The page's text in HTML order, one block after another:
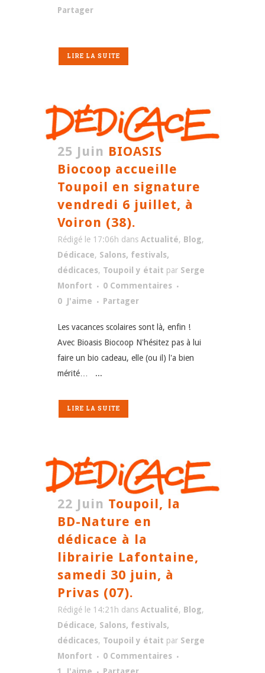
Partager
LIRE LA SUITE
25 Juin BIOASIS
Biocoop accueille
Toupoil en signature
vendredi 6 juillet, à
Voiron (38).
Rédigé le 17:06h dans Actualité, Blog,
Dédicace, Salons, festivals,
dédicaces, Toupoil y était par Serge
Monfort
0 Commentaires
0 J'aime Partager
Les vacances scolaires sont là, enfin !
Avec Bioasis Biocoop N'hésitez pas à lui
faire un bio cadeau, elle (ou il) l'a bien
mérité… ...
LIRE LA SUITE
22 Juin Toupoil, la
BD-Nature en
dédicace à la
librairie Lafontaine,
samedi 30 juin, à
Privas (07).
Rédigé le 14:21h dans Actualité, Blog,
Dédicace, Salons, festivals,
dédicaces, Toupoil y était par Serge
Monfort
0 Commentaires